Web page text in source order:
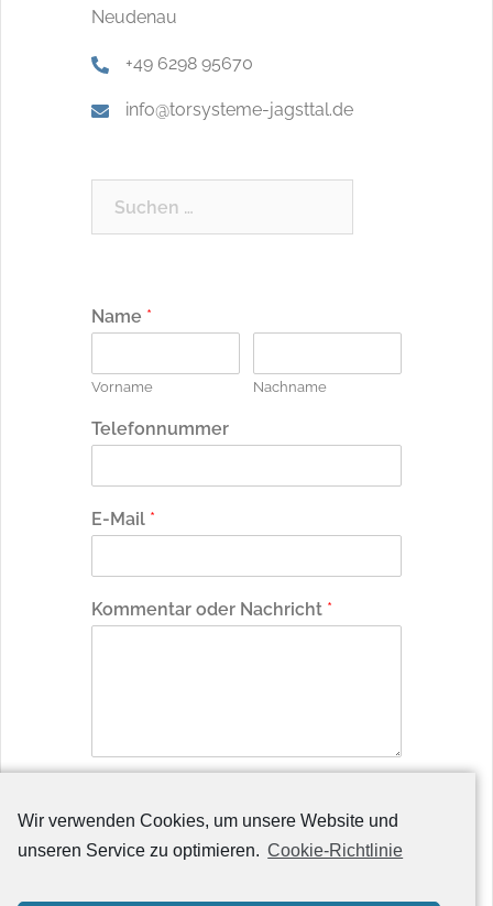
Wir verwenden Cookies, um unsere Website und
unseren Service zu optimieren. Cookie-Richtlinie
Neudenau
+49 6298 95670
info@torsysteme-jagsttal.de
Name *
Vorname Nachname
Telefonnummer
E-Mail *
Kommentar oder Nachricht *
Datenschutz